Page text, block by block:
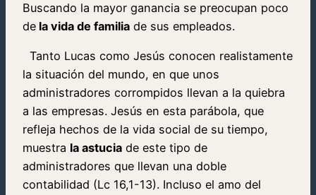
Buscando la mayor ganancia se preocupan poco
de la vida de familia de sus empleados.
Tanto Lucas como Jesús conocen realistamente
la situación del mundo, en que unos
administradores corrompidos llevan a la quiebra
a las empresas. Jesús en esta parábola, que
refleja hechos de la vida social de su tiempo,
muestra la astucia de este tipo de
administradores que llevan una doble
contabilidad (Lc 16,1-13). Incluso el amo del